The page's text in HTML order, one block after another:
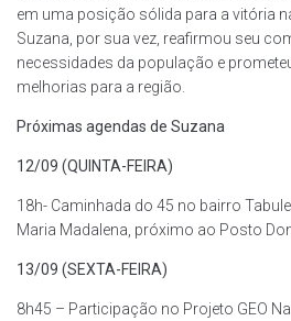
em uma posição sólida para a vitória
Suzana, por sua vez, reafirmou seu
necessidades da população e
melhorias para a região.
Próximas agendas de Suzana
12/09 (QUINTA-FEIRA)
18h- Caminhada do 45 no bairro
Maria Madalena, próximo ao Posto
13/09 (SEXTA-FEIRA)
8h45 – Participação no Projeto GEO